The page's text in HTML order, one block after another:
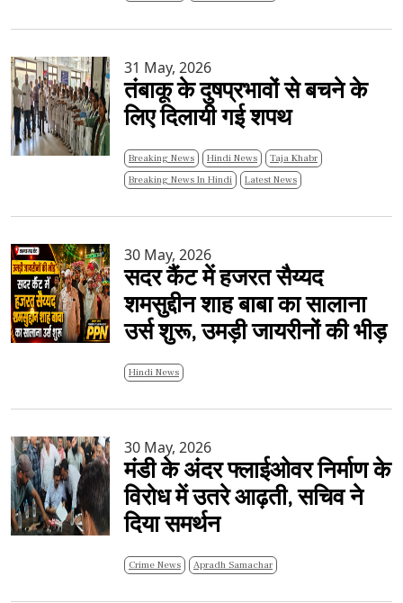
31 May, 2026
तंबाकू के दुषप्रभावों से बचने के
लिए दिलायी गई शपथ
Breaking News Hindi News
Taja Khabr
Breaking News In Hindi
Latest News
30 May, 2026
सदर कैंट में हजरत सैय्यद
शमसुद्दीन शाह बाबा का सालाना
उर्स शुरू, उमड़ी जायरीनों की भीड़
Hindi News
30 May, 2026
मंडी के अंदर फ्लाईओवर निर्माण के
विरोध में उतरे आढ़ती, सचिव ने
दिया समर्थन
Crime News Apradh Samachar